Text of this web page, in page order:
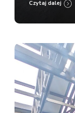
Czytaj dalej